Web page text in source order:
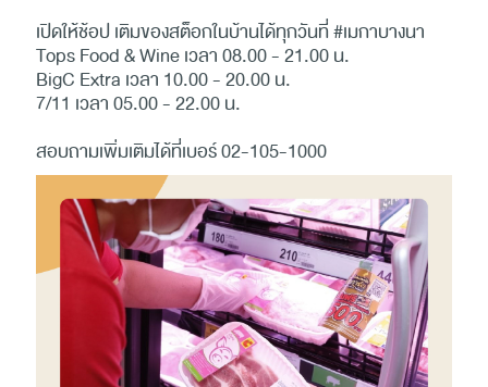
เปิดให้ช้อป เติมของสต็อกในบ้านได้ทุกวันที่ #เมกาบางนา
Tops Food & Wine เวลา 08.00 - 21.00 น.
BigC Extra เวลา 10.00 - 20.00 น.
7/11 เวลา 05.00 - 22.00 น.
สอบถามเพิ่มเติมได้ที่เบอร์ 02-105-1000